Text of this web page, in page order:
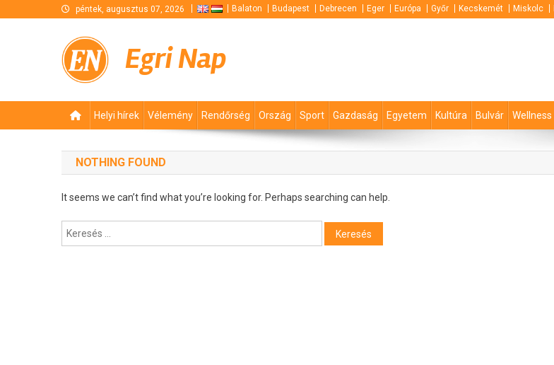
péntek, augusztus 07, 2026 Balaton Budapest Debrecen Eger Európa Győr Kecskemét Miskolc
Egri Nap
Helyi hírek Vélemény Rendőrség Ország Sport Gazdaság Egyetem Kultúra Bulvár Wellness
NOTHING FOUND
It seems we can’t find what you’re looking for. Perhaps searching can help.
Keresés: